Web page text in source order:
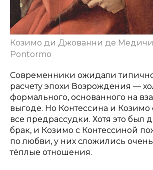
Козимо ди Джованни де
Pontormo
Современники ожидали
расчету эпохи Возрождения —
формального, основанного на
выгоде. Но Контессина и Козимо
все предрассудки. Хотя это был
брак, и Козимо с Контессиной
по любви, у них сложились
тёплые отношения.